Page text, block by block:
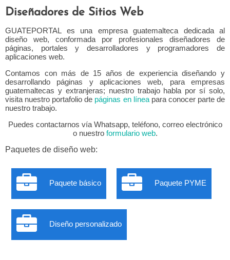
Aplicaciones ERPs
Bases de datos
paquetes web
Paquete básico
Paquete Pyme
Paquete personalizado
Diseñadores de Sitios Web
GUATEPORTAL es una empresa guatemalteca dedicada al
diseño web, conformada por profesionales diseñadores de
páginas, portales y desarrolladores y programadores de
aplicaciones web.
Contamos con más de 15 años de experiencia diseñando y
desarrollando páginas y aplicaciones web, para empresas
guatemaltecas y extranjeras; nuestro trabajo habla por sí solo,
visita nuestro portafolio de páginas en líneapara conocer parte de
nuestro trabajo.
Puedes contactarnos vía Whatsapp, teléfono, correo electrónico
o nuestro formulario web.
Paquetes de diseño web:
Paquete básico Paquete PYME
Diseño personalizado